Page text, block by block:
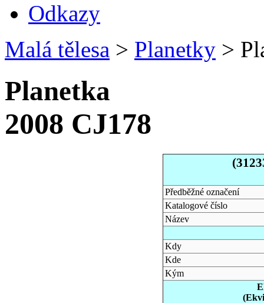
Odkazy
Malá tělesa > Planetky >
Planetka
2008 CJ178
Předběžné označení
Katalogové číslo
Název
Kdy
Kde
Kým